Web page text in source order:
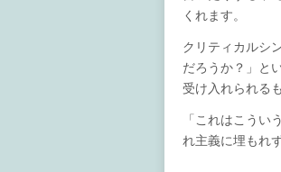
くれます。
クリティカルシ
だろうか？」と
受け入れられる
「これはこう
れ主義に埋もれ